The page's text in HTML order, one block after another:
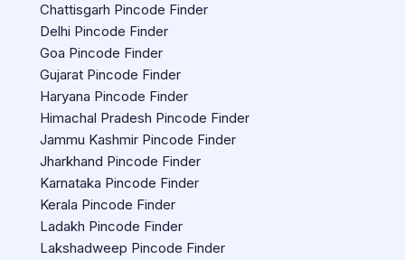
Chattisgarh Pincode Finder
Delhi Pincode Finder
Goa Pincode Finder
Gujarat Pincode Finder
Haryana Pincode Finder
Himachal Pradesh Pincode Finder
Jammu Kashmir Pincode Finder
Jharkhand Pincode Finder
Karnataka Pincode Finder
Kerala Pincode Finder
Ladakh Pincode Finder
Lakshadweep Pincode Finder